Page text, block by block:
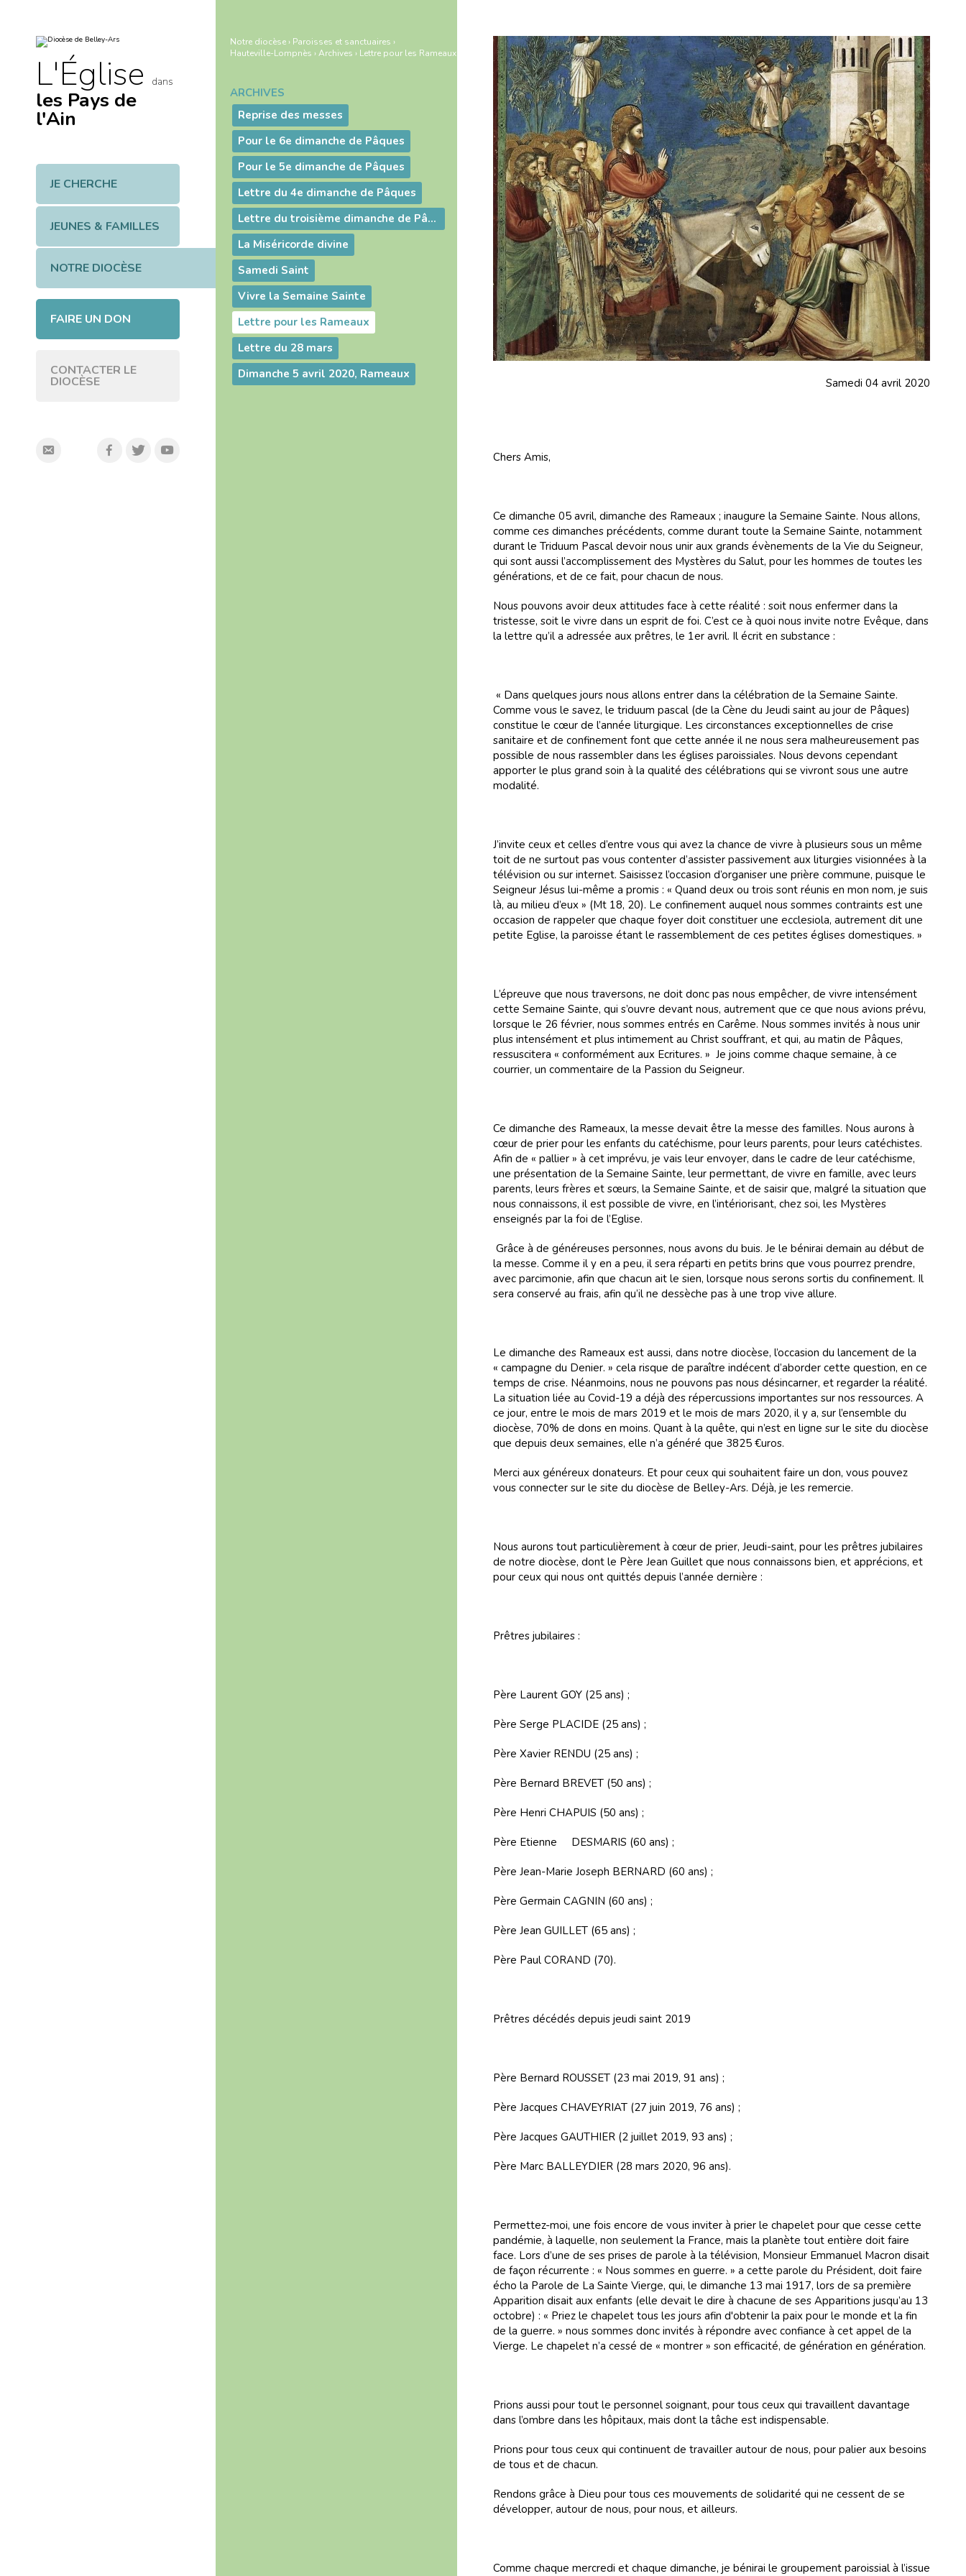
L'Église dans
les Pays de
l'Ain
JE CHERCHE
JEUNES & FAMILLES
NOTRE DIOCÈSE
FAIRE UN DON
CONTACTER LE
DIOCÈSE Samedi 04 avril 2020
Chers Amis,
Ce dimanche 05 avril, dimanche des Rameaux ; inaugure la Semaine Sainte. Nous allons,
comme ces dimanches précédents, comme durant toute la Semaine Sainte, notamment
durant le Triduum Pascal devoir nous unir aux grands évènements de la Vie du Seigneur,
qui sont aussi l’accomplissement des Mystères du Salut, pour les hommes de toutes les
générations, et de ce fait, pour chacun de nous.
Nous pouvons avoir deux attitudes face à cette réalité : soit nous enfermer dans la
tristesse, soit le vivre dans un esprit de foi. C’est ce à quoi nous invite notre Evêque, dans
la lettre qu’il a adressée aux prêtres, le 1er avril. Il écrit en substance :
« Dans quelques jours nous allons entrer dans la célébration de la Semaine Sainte.
Comme vous le savez, le triduum pascal (de la Cène du Jeudi saint au jour de Pâques)
constitue le cœur de l’année liturgique. Les circonstances exceptionnelles de crise
sanitaire et de confinement font que cette année il ne nous sera malheureusement pas
possible de nous rassembler dans les églises paroissiales. Nous devons cependant
apporter le plus grand soin à la qualité des célébrations qui se vivront sous une autre
modalité.
J’invite ceux et celles d’entre vous qui avez la chance de vivre à plusieurs sous un même
toit de ne surtout pas vous contenter d’assister passivement aux liturgies visionnées à la
télévision ou sur internet. Saisissez l’occasion d’organiser une prière commune, puisque le
Seigneur Jésus lui-même a promis : « Quand deux ou trois sont réunis en mon nom, je suis
là, au milieu d’eux » (Mt 18, 20). Le confinement auquel nous sommes contraints est une
occasion de rappeler que chaque foyer doit constituer une ecclesiola, autrement dit une
petite Eglise, la paroisse étant le rassemblement de ces petites églises domestiques. »
L’épreuve que nous traversons, ne doit donc pas nous empêcher, de vivre intensément
cette Semaine Sainte, qui s’ouvre devant nous, autrement que ce que nous avions prévu,
lorsque le 26 février, nous sommes entrés en Carême. Nous sommes invités à nous unir
plus intensément et plus intimement au Christ souffrant, et qui, au matin de Pâques,
ressuscitera « conformément aux Ecritures. » Je joins comme chaque semaine, à ce
courrier, un commentaire de la Passion du Seigneur.
Ce dimanche des Rameaux, la messe devait être la messe des familles. Nous aurons à
cœur de prier pour les enfants du catéchisme, pour leurs parents, pour leurs catéchistes.
Afin de « pallier » à cet imprévu, je vais leur envoyer, dans le cadre de leur catéchisme,
une présentation de la Semaine Sainte, leur permettant, de vivre en famille, avec leurs
parents, leurs frères et sœurs, la Semaine Sainte, et de saisir que, malgré la situation que
nous connaissons, il est possible de vivre, en l’intériorisant, chez soi, les Mystères
enseignés par la foi de l’Eglise.
Grâce à de généreuses personnes, nous avons du buis. Je le bénirai demain au début de
la messe. Comme il y en a peu, il sera réparti en petits brins que vous pourrez prendre,
avec parcimonie, afin que chacun ait le sien, lorsque nous serons sortis du confinement. Il
sera conservé au frais, afin qu’il ne dessèche pas à une trop vive allure.
Le dimanche des Rameaux est aussi, dans notre diocèse, l’occasion du lancement de la
« campagne du Denier. » cela risque de paraître indécent d’aborder cette question, en ce
temps de crise. Néanmoins, nous ne pouvons pas nous désincarner, et regarder la réalité.
La situation liée au Covid-19 a déjà des répercussions importantes sur nos ressources. A
ce jour, entre le mois de mars 2019 et le mois de mars 2020, il y a, sur l’ensemble du
diocèse, 70% de dons en moins. Quant à la quête, qui n’est en ligne sur le site du diocèse
que depuis deux semaines, elle n’a généré que 3825 €uros.
Merci aux généreux donateurs. Et pour ceux qui souhaitent faire un don, vous pouvez
vous connecter sur le site du diocèse de Belley-Ars. Déjà, je les remercie.
Nous aurons tout particulièrement à cœur de prier, Jeudi-saint, pour les prêtres jubilaires
de notre diocèse, dont le Père Jean Guillet que nous connaissons bien, et apprécions, et
pour ceux qui nous ont quittés depuis l’année dernière :
Prêtres jubilaires :
Père Laurent GOY (25 ans) ;
Père Serge PLACIDE (25 ans) ;
Père Xavier RENDU (25 ans) ;
Père Bernard BREVET (50 ans) ;
Père Henri CHAPUIS (50 ans) ;
Père Etienne DESMARIS (60 ans) ;
Père Jean-Marie Joseph BERNARD (60 ans) ;
Père Germain CAGNIN (60 ans) ;
Père Jean GUILLET (65 ans) ;
Père Paul CORAND (70).
Prêtres décédés depuis jeudi saint 2019
Père Bernard ROUSSET (23 mai 2019, 91 ans) ;
Père Jacques CHAVEYRIAT (27 juin 2019, 76 ans) ;
Père Jacques GAUTHIER (2 juillet 2019, 93 ans) ;
Père Marc BALLEYDIER (28 mars 2020, 96 ans).
Permettez-moi, une fois encore de vous inviter à prier le chapelet pour que cesse cette
pandémie, à laquelle, non seulement la France, mais la planète tout entière doit faire
face. Lors d’une de ses prises de parole à la télévision, Monsieur Emmanuel Macron disait
de façon récurrente : « Nous sommes en guerre. » a cette parole du Président, doit faire
écho la Parole de La Sainte Vierge, qui, le dimanche 13 mai 1917, lors de sa première
Apparition disait aux enfants (elle devait le dire à chacune de ses Apparitions jusqu’au 13
octobre) : « Priez le chapelet tous les jours afin d'obtenir la paix pour le monde et la fin
de la guerre. » nous sommes donc invités à répondre avec confiance à cet appel de la
Vierge. Le chapelet n’a cessé de « montrer » son efficacité, de génération en génération.
Prions aussi pour tout le personnel soignant, pour tous ceux qui travaillent davantage
dans l’ombre dans les hôpitaux, mais dont la tâche est indispensable.
Prions pour tous ceux qui continuent de travailler autour de nous, pour palier aux besoins
de tous et de chacun.
Rendons grâce à Dieu pour tous ces mouvements de solidarité qui ne cessent de se
développer, autour de nous, pour nous, et ailleurs.
Comme chaque mercredi et chaque dimanche, je bénirai le groupement paroissial à l’issue
Notre diocèse › Paroisses et sanctuaires ›
Hauteville-Lompnès ›Archives › Lettre pour les Rameaux
Navigation
ARCHIVES
Reprise des messes
Pour le 6e dimanche de Pâques
Pour le 5e dimanche de Pâques
Lettre du 4e dimanche de Pâques
Lettre du troisième dimanche de Pâques
La Miséricorde divine
Samedi Saint
Vivre la Semaine Sainte
Lettre pour les Rameaux
Lettre du 28 mars
Dimanche 5 avril 2020, Rameaux